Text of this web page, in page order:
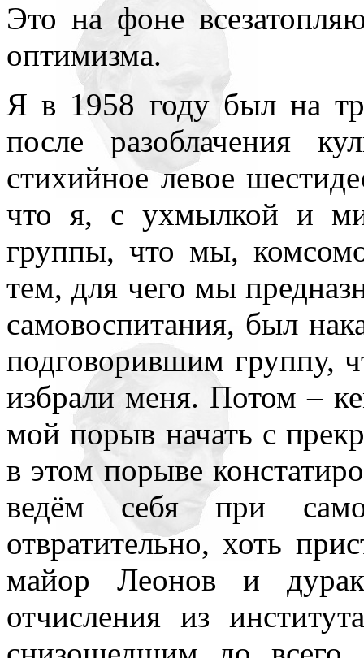
Это на фоне
оптимизма.
Я в 1958 году был на
после разоблачения
стихийное левое
что я, с ухмылкой и
группы, что мы,
тем, для чего мы
самовоспитания, был
подговорившим группу,
избрали меня. Потом –
мой порыв начать с
в этом порыве
ведём себя при
отвратительно, хоть
майор Леонов и
отчисления из